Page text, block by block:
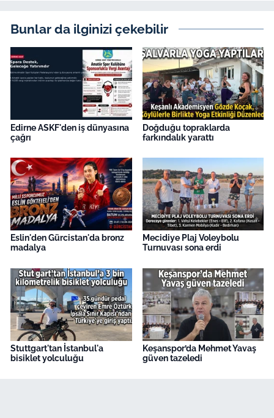
Bunlar da ilginizi çekebilir
Edirne ASKF'den iş dünyasına
çağrı
Doğduğu topraklarda
farkındalık yarattı
Eslin'den Gürcistan'da bronz
madalya
Mecidiye Plaj Voleybolu
Turnuvası sona erdi
Stuttgart'tan İstanbul'a
bisiklet yolculuğu
Keşanspor’da Mehmet Yavaş
güven tazeledi